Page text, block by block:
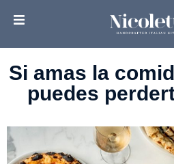
Si amas la
puedes